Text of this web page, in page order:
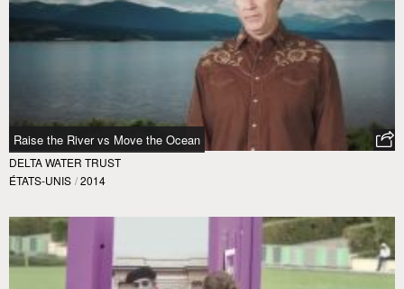
Raise the River vs Move the Ocean
DELTA WATER TRUST
ÉTATS-UNIS / 2014